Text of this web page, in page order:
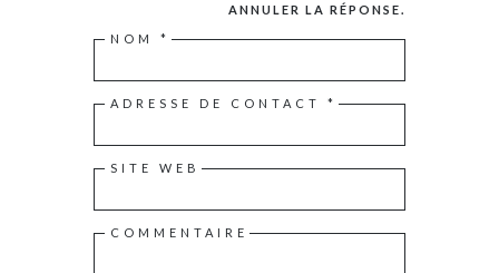
ANNULER LA RÉPONSE.
NOM *
ADRESSE DE CONTACT *
SITE WEB
COMMENTAIRE